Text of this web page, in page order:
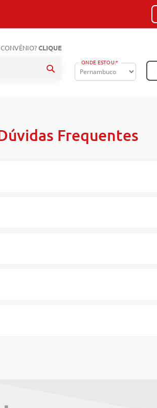
ONDE ESTOU:*
CONVÊNIO? CLIQUE
Pesquisa
Frequentes